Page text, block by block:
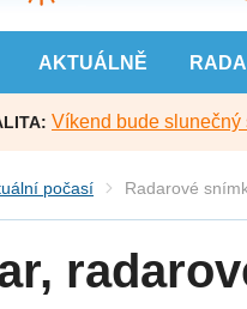
AKTUÁLNĚ
Víkend bude slunečný
počasí Radarové